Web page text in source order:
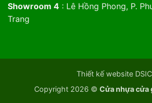
Showroom 4: Lê Hồng Phong, P.
Trang
Thiết kế website DSIC
Copyright 2026 © Cửa nhựa cửa